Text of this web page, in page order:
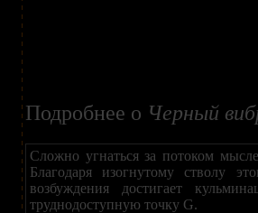
Подробнее о Черный
Сложно угнаться за потоком
Благодаря изогнутому стволу
возбуждения достигает
труднодоступную точку G.